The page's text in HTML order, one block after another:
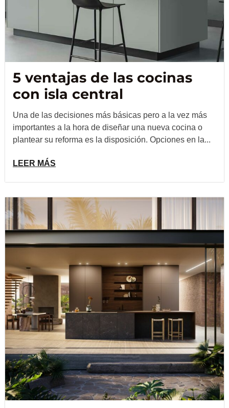
5 ventajas de las cocinas
con isla central
Una de las decisiones más básicas pero a la vez más
importantes a la hora de diseñar una nueva cocina o
plantear su reforma es la disposición. Opciones en la...
LEER MÁS